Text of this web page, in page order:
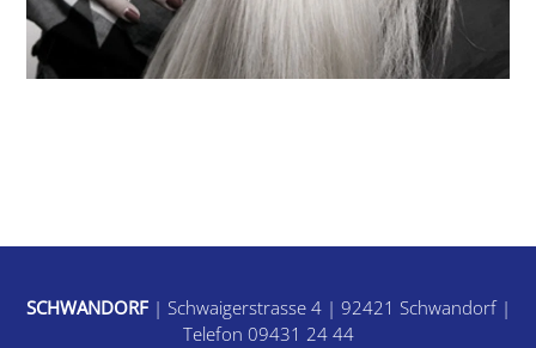
SCHWANDORF| Schwaigerstrasse 4 | 92421 Schwandorf |
Telefon 09431 24 44